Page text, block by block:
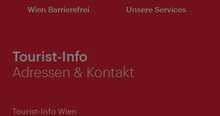
Wien Barrierefrei Unsere Services
Tourist-Info
Adressen & Kontakt
Tourist-Info Wien